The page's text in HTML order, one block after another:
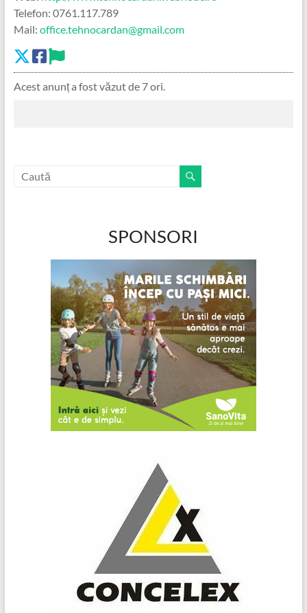
Telefon: 0761.117.789
Mail: office.tehnocardan@gmail.com
Acest anunț a fost văzut de 7 ori.
SPONSORI